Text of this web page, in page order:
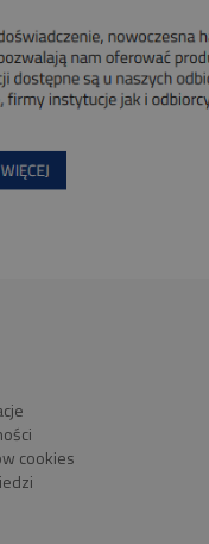
cookies